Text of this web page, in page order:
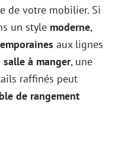
de votre mobilier. Si
un style moderne,
aux lignes
salle à manger, une
raffinés peut
de rangement